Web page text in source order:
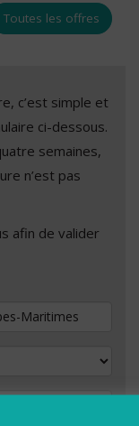
Toutes les offres
c’est simple et
ci-dessous.
semaines,
n’est pas
afin de valider